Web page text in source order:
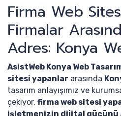
Firma Web
Firmalar
Adres: Konya
AsistWeb Konya Web
sitesi yapanlar arasında
tasarım anlayışımız ve
çekiyor, firma web sitesi
işletmenizin dijital gücünü